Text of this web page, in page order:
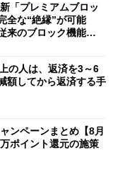
「プレミアムブロッ
全な“絶縁”が可能
のブロック機能と
の人は、返済を3～6
額してから返済する手
ンペーンまとめ【8月
ポイント還元の施策